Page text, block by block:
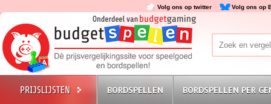
Volg ons op twitter Volg ons op
BORDSPELLEN BORDSPELLEN PER